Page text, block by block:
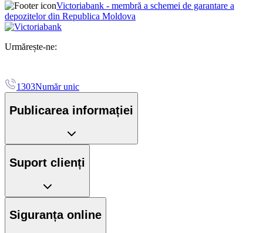
Victoriabank - membră a schemei de garantare a
depozitelor din Republica Moldova
Urmărește-ne:
1303Număr unic
Publicarea informației
Suport clienți
Siguranța online